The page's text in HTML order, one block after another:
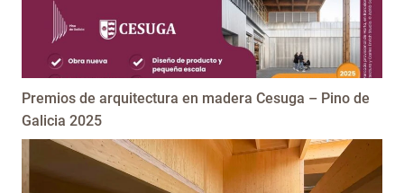
Premios de arquitectura en madera Cesuga – Pino de
Galicia 2025